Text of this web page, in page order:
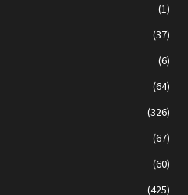
(1)
(37)
(6)
(64)
(326)
(67)
(60)
(425)